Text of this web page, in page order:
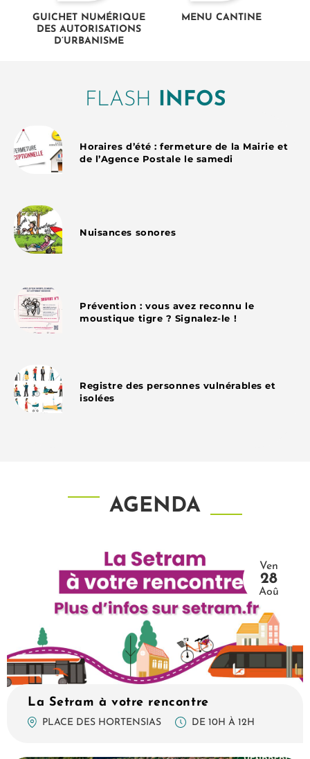
GUICHET NUMÉRIQUE
DES AUTORISATIONS
D’URBANISME
MENU CANTINE
FLASH INFOS
Horaires d’été : fermeture de la Mairie et
de l’Agence Postale le samedi
Nuisances sonores
Prévention : vous avez reconnu le
moustique tigre ? Signalez-le !
Registre des personnes vulnérables et
isolées
AGENDA
Ven
28
Aoû
La Setram à votre rencontre
PLACE DES HORTENSIAS DE 10H À 12H